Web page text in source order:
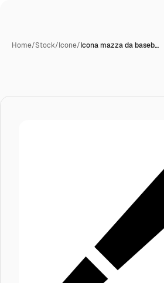
Home/Stock/Icone/Icona mazza da baseb…